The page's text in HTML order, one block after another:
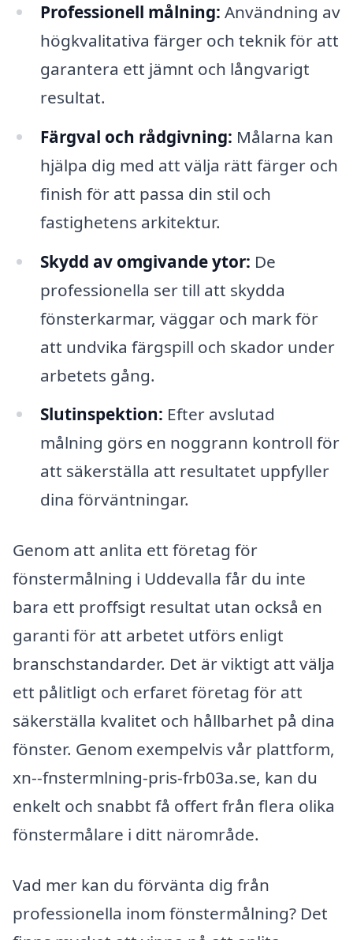
Professionell målning: Användning av
högkvalitativa färger och teknik för att
garantera ett jämnt och långvarigt
resultat.
Färgval och rådgivning: Målarna kan
hjälpa dig med att välja rätt färger och
finish för att passa din stil och
fastighetens arkitektur.
Skydd av omgivande ytor: De
professionella ser till att skydda
fönsterkarmar, väggar och mark för
att undvika färgspill och skador under
arbetets gång.
Slutinspektion: Efter avslutad
målning görs en noggrann kontroll för
att säkerställa att resultatet uppfyller
dina förväntningar.
Genom att anlita ett företag för
fönstermålning i Uddevalla får du inte
bara ett proffsigt resultat utan också en
garanti för att arbetet utförs enligt
branschstandarder. Det är viktigt att välja
ett pålitligt och erfaret företag för att
säkerställa kvalitet och hållbarhet på dina
fönster. Genom exempelvis vår plattform,
xn--fnstermlning-pris-frb03a.se, kan du
enkelt och snabbt få offert från flera olika
fönstermålare i ditt närområde.
Vad mer kan du förvänta dig från
professionella inom fönstermålning? Det